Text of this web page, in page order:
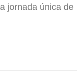
jornada única de